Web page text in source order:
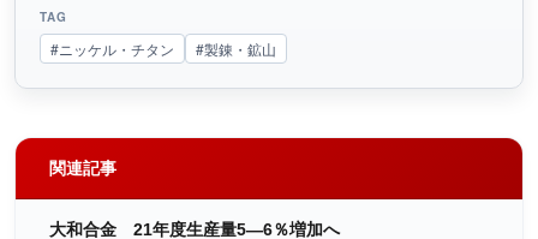
TAG
#ニッケル・チタン #製錬・鉱山
関連記事
大和合金 21年度生産量5―6％増加へ